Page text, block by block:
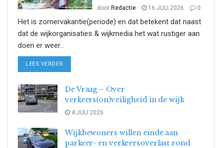
door Redactie 16 JULI 2026 0
Het is zomervakantie(periode) en dat betekent dat naast
dat de wijkorganisaties & wijkmedia het wat rustiger aan
doen er weer...
LEES VERDER
De Vraag – Over
verkeers(on)veiligheid in de wijk
4 JULI 2026
Wijkbewoners willen einde aan
parkeer- en verkeersoverlast rond